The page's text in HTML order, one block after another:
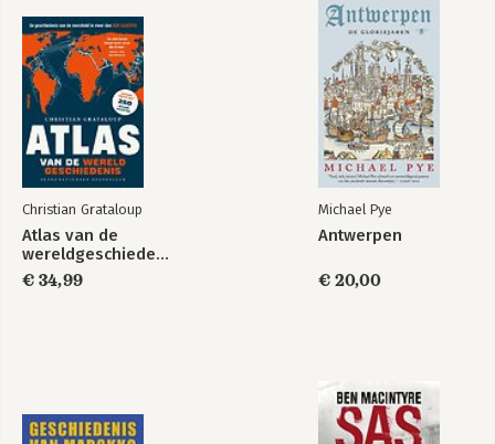
Met Kok
Bekijk alle boeken
Christian Grataloup
Atlas van de
wereldgeschiedenis
€ 34,99
Michael Pye
Antwerpen
€ 20,00